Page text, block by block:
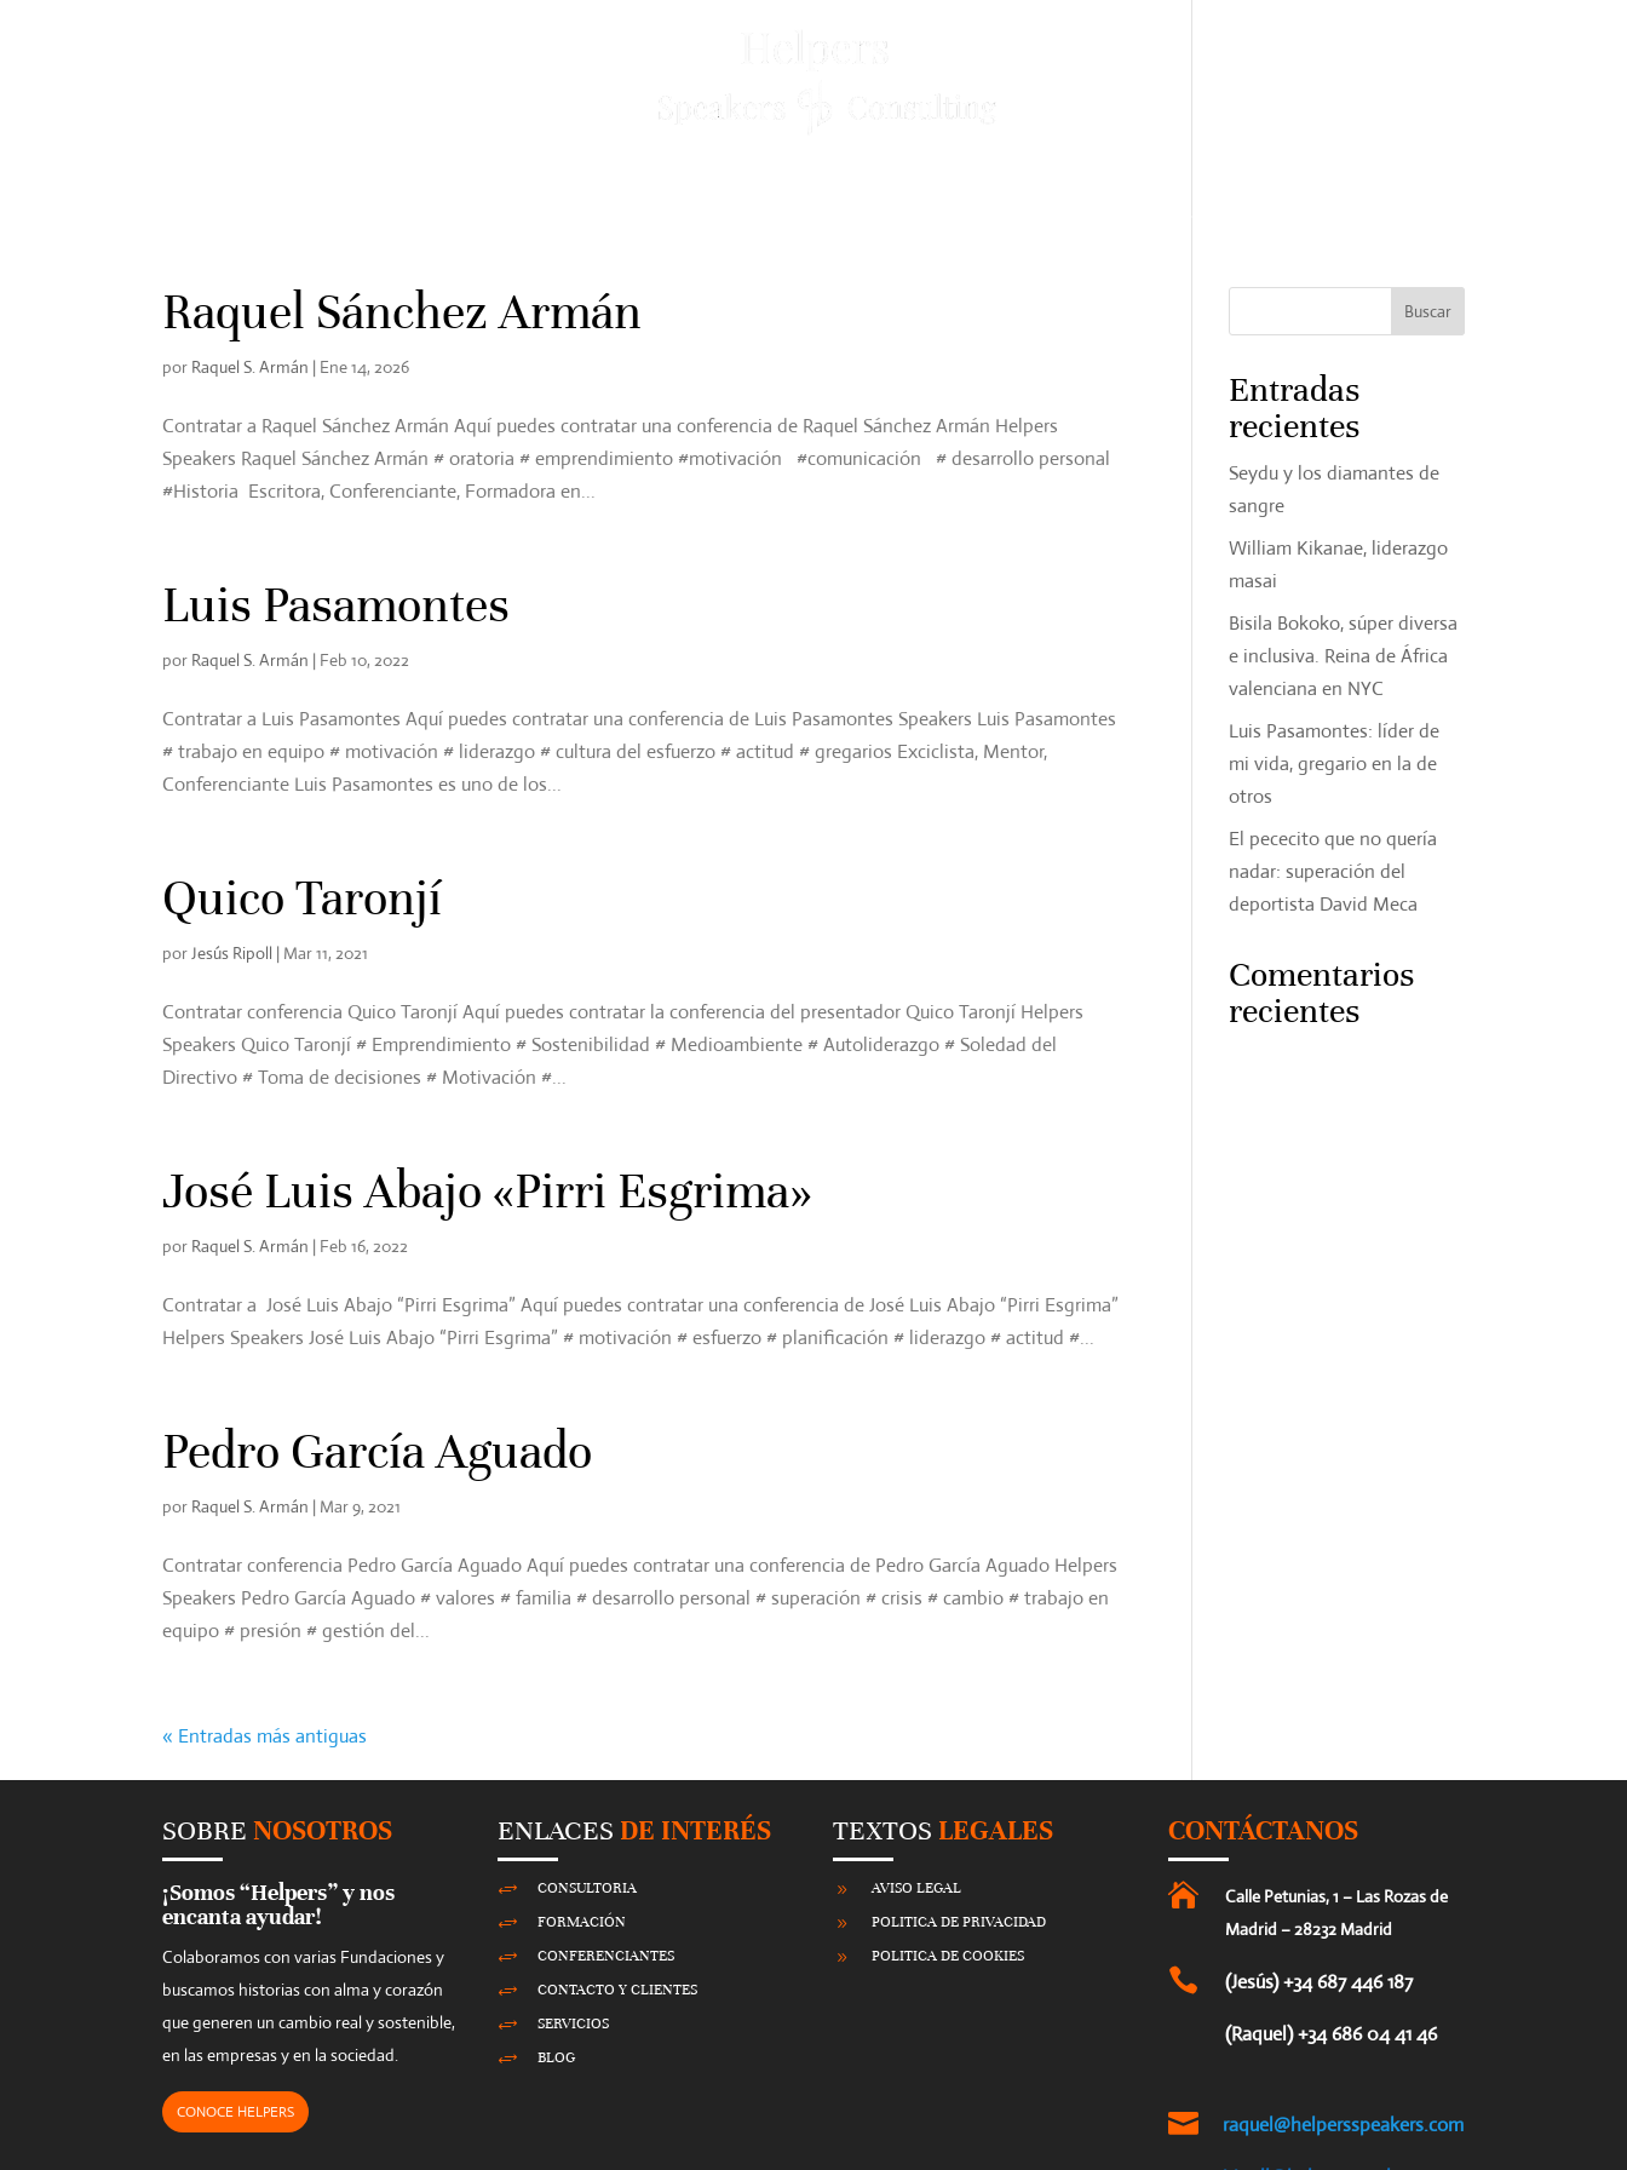
Raquel Sánchez Armán
por Raquel S. Armán | Ene 14, 2026
Contratar a Raquel Sánchez Armán Aquí puedes contratar una conferencia de Raquel Sánchez Armán Helpers
Speakers Raquel Sánchez Armán # oratoria # emprendimiento #motivación #comunicación # desarrollo personal
#Historia Escritora, Conferenciante, Formadora en...
Luis Pasamontes
por Raquel S. Armán | Feb 10, 2022
Contratar a Luis Pasamontes Aquí puedes contratar una conferencia de Luis Pasamontes Speakers Luis Pasamontes
# trabajo en equipo # motivación # liderazgo # cultura del esfuerzo # actitud # gregarios Exciclista, Mentor,
Conferenciante Luis Pasamontes es uno de los...
Quico Taronjí
porJesús Ripoll | Mar 11, 2021
Contratar conferencia Quico Taronjí Aquí puedes contratar la conferencia del presentador Quico Taronjí Helpers
Speakers Quico Taronjí # Emprendimiento # Sostenibilidad # Medioambiente # Autoliderazgo # Soledad del
Directivo # Toma de decisiones # Motivación #...
José Luis Abajo «Pirri Esgrima»
por Raquel S. Armán | Feb 16, 2022
Contratar a José Luis Abajo “Pirri Esgrima” Aquí puedes contratar una conferencia de José Luis Abajo “Pirri Esgrima”
Helpers Speakers José Luis Abajo “Pirri Esgrima” # motivación # esfuerzo # planificación # liderazgo # actitud #...
Pedro García Aguado
por Raquel S. Armán | Mar 9, 2021
Contratar conferencia Pedro García Aguado Aquí puedes contratar una conferencia de Pedro García Aguado Helpers
Speakers Pedro García Aguado # valores # familia # desarrollo personal # superación # crisis # cambio # trabajo en
equipo # presión # gestión del...
« Entradas más antiguas
Entradas
recientes
Seydu y los diamantes de
sangre
William Kikanae, liderazgo
masai
Bisila Bokoko, súper diversa
e inclusiva. Reina de África
valenciana en NYC
Luis Pasamontes: líder de
mi vida, gregario en la de
otros
El pececito que no quería
nadar: superación del
deportista David Meca
Comentarios
recientes
SOBRENOSOTROS
¡Somos “Helpers” y nos
encanta ayudar!
Colaboramos con varias Fundaciones y
buscamos historias con alma y corazón
que generen un cambio real y sostenible,
en las empresas y en la sociedad.
CONOCE HELPERS
ENLACES DE INTERÉS
+ CONSULTORIA
+ FORMACIÓN
+ CONFERENCIANTES
+ CONTACTO Y CLIENTES
+ SERVICIOS
+ BLOG
TEXTOS LEGALES
9 AVISO LEGAL
9 POLITICA DE PRIVACIDAD
9 POLITICA DE COOKIES
CONTÁCTANOS

Calle Petunias, 1 – Las Rozas de
Madrid – 28232 Madrid
 (Jesús) +34 687 446 187
(Raquel) +34 686 04 41 46
 raquel@helpersspeakers.com